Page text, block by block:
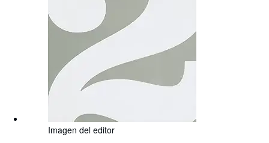
Imagen del editor